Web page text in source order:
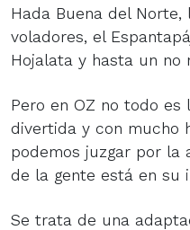
Hada Buena del Norte,
voladores, el
Hojalata y hasta un no
Pero en OZ no todo
divertida y con mucho
podemos juzgar por la
de la gente está en su
Se trata de una